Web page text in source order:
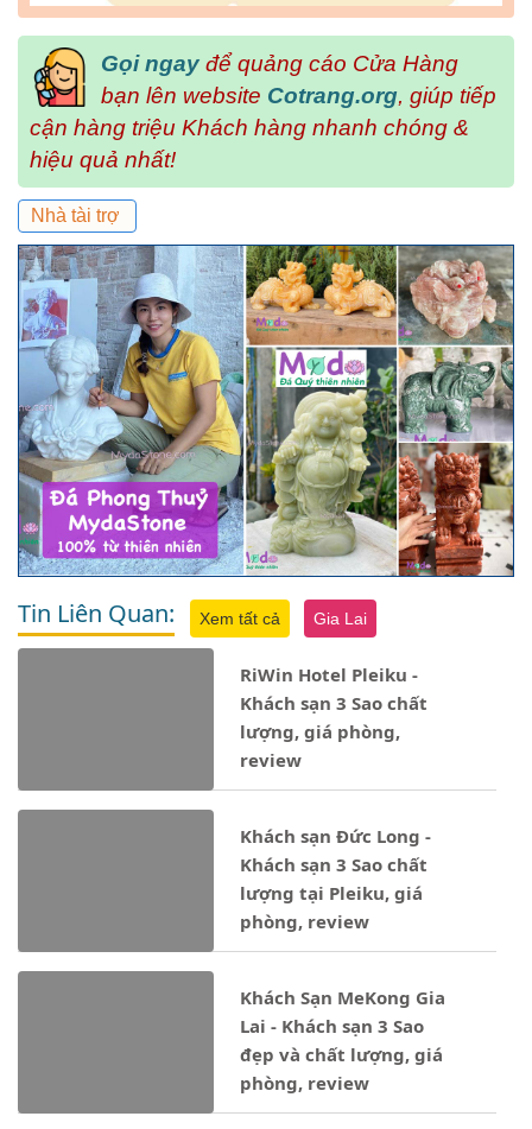
Gọi ngay để quảng cáo Cửa Hàng
bạn lên website Cotrang.org, giúp tiếp
cận hàng triệu Khách hàng nhanh chóng &
hiệu quả nhất!
Nhà tài trợ
Tin Liên Quan: Xem tất cả Gia Lai
RiWin Hotel Pleiku -
Khách sạn 3 Sao chất
lượng, giá phòng,
review
Khách sạn Đức Long -
Khách sạn 3 Sao chất
lượng tại Pleiku, giá
phòng, review
Khách Sạn MeKong Gia
Lai - Khách sạn 3 Sao
đẹp và chất lượng, giá
phòng, review